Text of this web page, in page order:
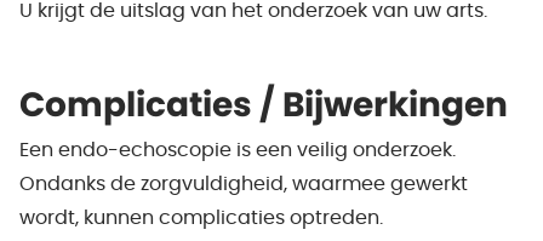
U krijgt de uitslag van het onderzoek van uw arts.
Complicaties / Bijwerkingen
Een endo-echoscopie is een veilig onderzoek.
Ondanks de zorgvuldigheid, waarmee gewerkt
wordt, kunnen complicaties optreden.